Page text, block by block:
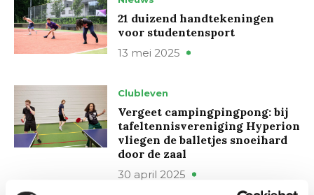
21 duizend handtekeningen
voor studentensport
13 mei 2025
Clubleven
Vergeet campingpingpong: bij
tafeltennisvereniging Hyperion
vliegen de balletjes snoeihard
door de zaal
30 april 2025